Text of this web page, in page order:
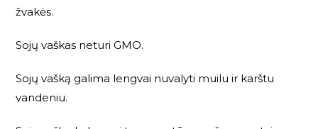
žvakės.
Sojų vaškas neturi GMO.
Sojų vašką galima lengvai nuvalyti muilu ir karštu
vandeniu.